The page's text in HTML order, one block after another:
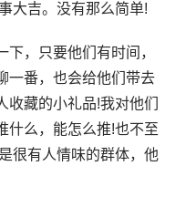
大吉。没有那么简单!
，只要他们有时间，
一番，也会给他们带去
藏的小礼品!我对他们
什么，能怎么推!也不至
很有人情味的群体，他